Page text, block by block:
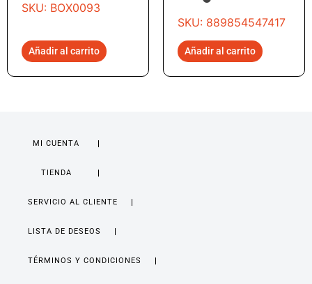
SKU: BOX0093
Añadir al carrito
SKU: 889854547417
Añadir al carrito
MI CUENTA
TIENDA
SERVICIO AL CLIENTE
LISTA DE DESEOS
TÉRMINOS Y CONDICIONES